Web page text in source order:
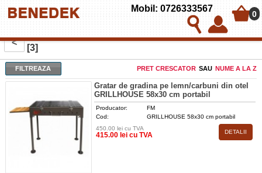
Mobil: 0726333567
0
<
GRATARE DE GRADINA PE LEMNE SI CARBUNE
[3]
FILTREAZA NUME A LA Z
SAU
PRET CRESCATOR
Gratar de gradina pe lemn/carbuni din otel
GRILLHOUSE 58x30 cm portabil
Producator:
FM
Cod:
GRILLHOUSE 58x30 cm portabil
450.00 lei cu TVA
415.00 lei cu TVA DETALII